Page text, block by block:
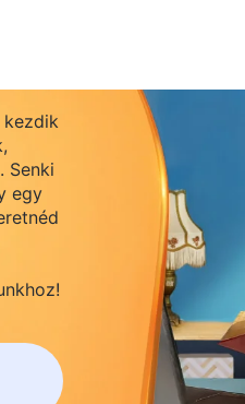
harsogó tanúságot téve.
Senki
egy